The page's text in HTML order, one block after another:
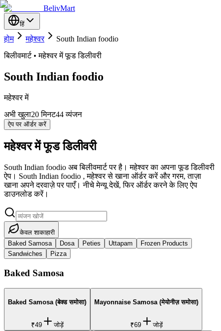
BelivMart
हिं
होम महेश्वर
South Indian foodio
बिलीवमार्ट • महेश्वर में फूड डिलीवरी
South Indian foodio
महेश्वर में
अभी खुला20 मिनट44 व्यंजन
ऐप पर ऑर्डर करें
महेश्वर में फूड डिलीवरी
South Indian foodio अब बिलीवमार्ट पर है। महेश्वर का अपना फूड डिलीवरी
ऐप। South Indian foodio , महेश्वर से खाना ऑर्डर करें और गरम, ताज़ा
खाना अपने दरवाज़े पर पाएँ। नीचे मेन्यू देखें, फिर ऑर्डर करने के लिए ऐप
डाउनलोड करें।
केवल शाकाहारी
Baked Samosa
Dosa Peties Uttapam
Frozen Products
Sandwiches
Pizza
Baked Samosa
Baked Samosa (बेक्ड समोसा)
₹49 जोड़ें
Mayonnaise Samosa (मेयोनीज़ समोसा)
₹69 जोड़ें